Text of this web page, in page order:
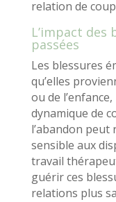
relation de
L’impact des
passées
Les blessures
qu’elles
ou de
dynamique de
l’abandon
sensible aux
travail
guérir ces
relations plus